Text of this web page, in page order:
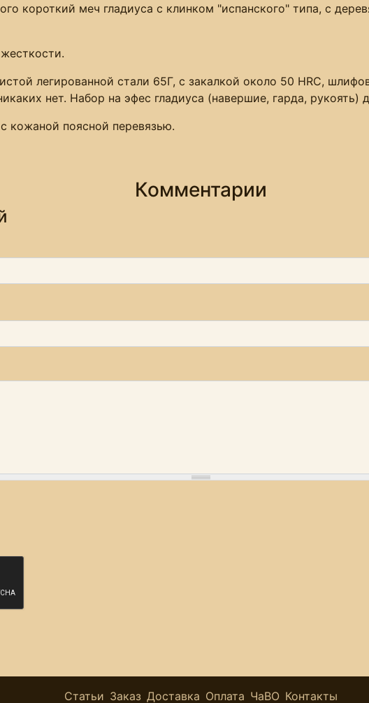
короткий меч гладиуса с клинком "испанского" типа, с
легированной стали 65Г, с закалкой около 50 HRC,
нет. Набор на эфес гладиуса (навершие, гарда, рукоять)
кожаной поясной перевязью.
Комментарии
Статьи Заказ Доставка Оплата ЧаВО Контакты